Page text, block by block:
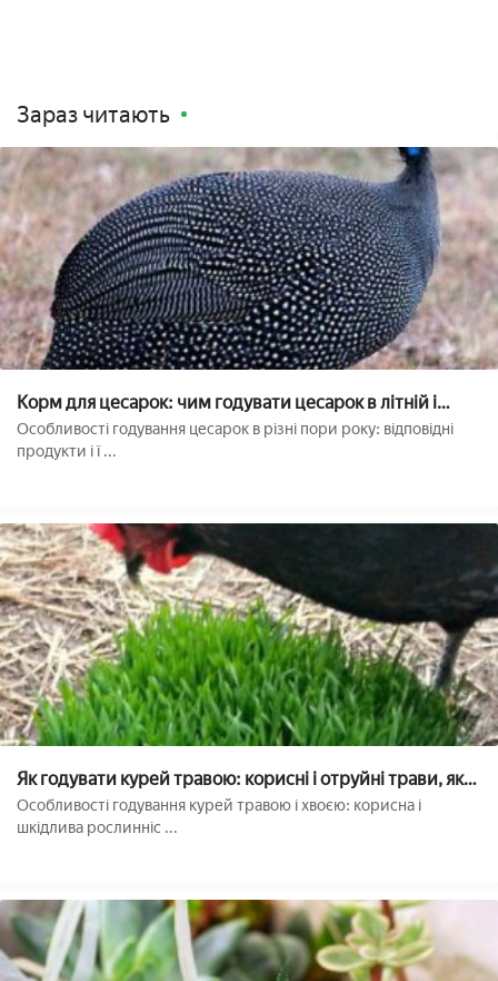
Зараз читають
Корм для цесарок: чим годувати цесарок в літній і
зимовий період
Особливості годування цесарок в різні пори року: відповідні
продукти і ї ...
Як годувати курей травою: корисні і отруйні трави, як
додавати в раціон, як годувати курчат
Особливості годування курей травою і хвоєю: корисна і
шкідлива рослинніс ...